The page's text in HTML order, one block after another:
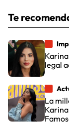
Te
legal
La